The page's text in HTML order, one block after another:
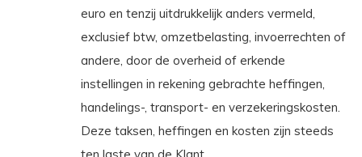
euro en tenzij uitdrukkelijk anders vermeld,
exclusief btw, omzetbelasting, invoerrechten of
andere, door de overheid of erkende
instellingen in rekening gebrachte heffingen,
handelings-, transport- en verzekeringskosten.
Deze taksen, heffingen en kosten zijn steeds